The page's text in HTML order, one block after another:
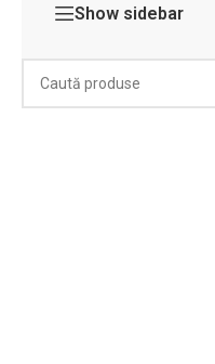
Show sidebar